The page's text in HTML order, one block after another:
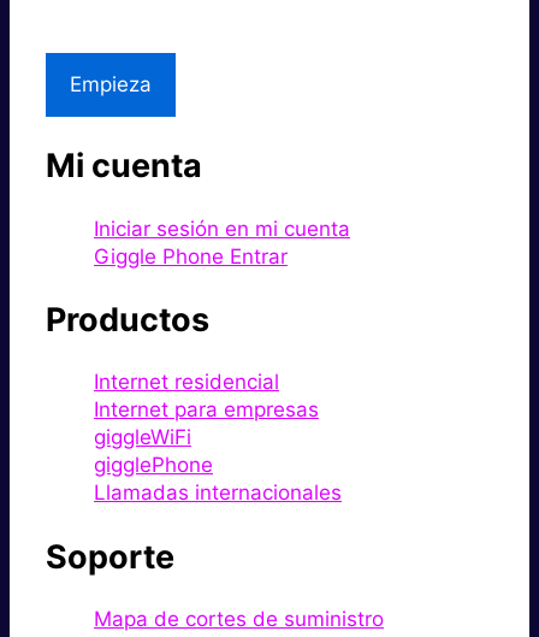
Empieza
Mi cuenta
Iniciar sesión en mi cuenta
Giggle Phone Entrar
Productos
Internet residencial
Internet para empresas
giggleWiFi
gigglePhone
Llamadas internacionales
Soporte
Mapa de cortes de suministro